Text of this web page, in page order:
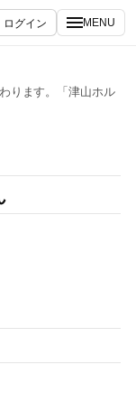
ログイン MENU
ります。「津山ホル